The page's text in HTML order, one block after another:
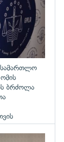
ბრძოლა